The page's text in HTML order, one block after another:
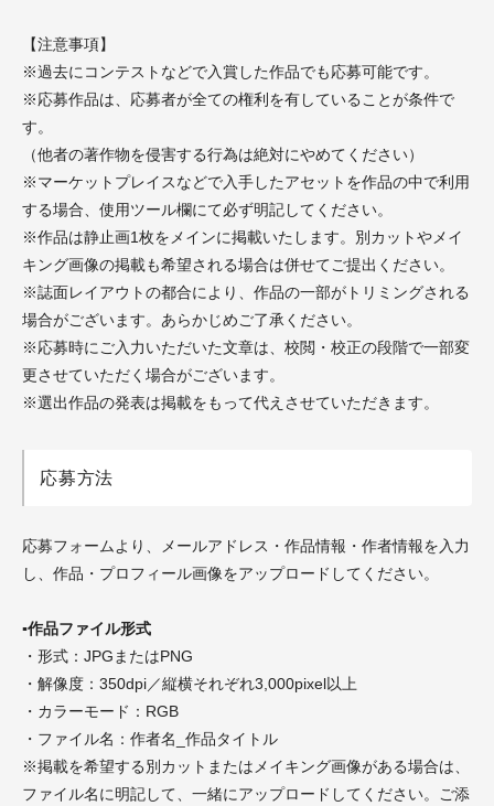
【注意事項】
※過去にコンテストなどで入賞した作品でも応募可能です。
※応募作品は、応募者が全ての権利を有していることが条件で
す。
（他者の著作物を侵害する行為は絶対にやめてください）
※マーケットプレイスなどで入手したアセットを作品の中で利用
する場合、使用ツール欄にて必ず明記してください。
※作品は静止画1枚をメインに掲載いたします。別カットやメイ
キング画像の掲載も希望される場合は併せてご提出ください。
※誌面レイアウトの都合により、作品の一部がトリミングされる
場合がございます。あらかじめご了承ください。
※応募時にご入力いただいた文章は、校閲・校正の段階で一部変
更させていただく場合がございます。
※選出作品の発表は掲載をもって代えさせていただきます。
応募方法
応募フォームより、メールアドレス・作品情報・作者情報を入力
し、作品・プロフィール画像をアップロードしてください。
▪︎作品ファイル形式
・形式：JPGまたはPNG
・解像度：350dpi／縦横それぞれ3,000pixel以上
・カラーモード：RGB
・ファイル名：作者名_作品タイトル
※掲載を希望する別カットまたはメイキング画像がある場合は、
ファイル名に明記して、一緒にアップロードしてください。ご添